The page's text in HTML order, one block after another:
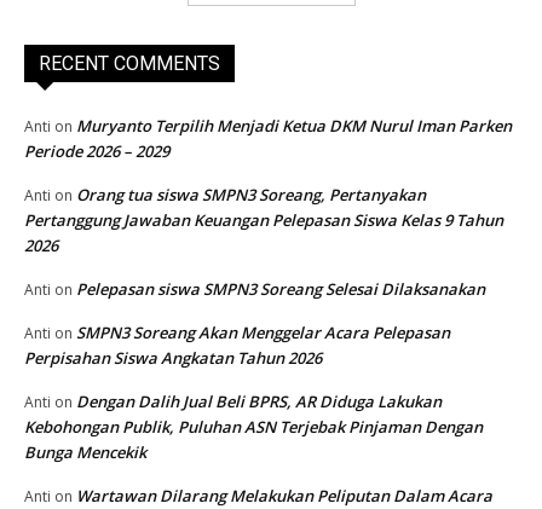
RECENT COMMENTS
Anti on Muryanto Terpilih Menjadi Ketua DKM Nurul Iman Parken
Periode 2026 – 2029
Anti on Orang tua siswa SMPN3 Soreang, Pertanyakan
Pertanggung Jawaban Keuangan Pelepasan Siswa Kelas 9 Tahun
2026
Anti on Pelepasan siswa SMPN3 Soreang Selesai Dilaksanakan
Anti on SMPN3 Soreang Akan Menggelar Acara Pelepasan
Perpisahan Siswa Angkatan Tahun 2026
Anti on Dengan Dalih Jual Beli BPRS, AR Diduga Lakukan
Kebohongan Publik, Puluhan ASN Terjebak Pinjaman Dengan
Bunga Mencekik
Anti on Wartawan Dilarang Melakukan Peliputan Dalam Acara